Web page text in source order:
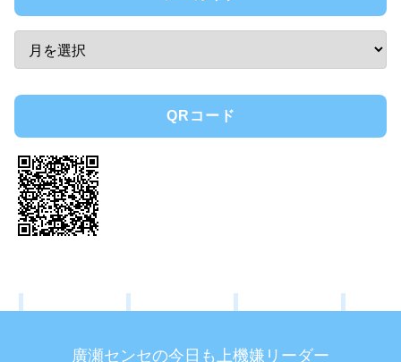
QRコード
廣瀬センセの今日も上機嫌リーダー